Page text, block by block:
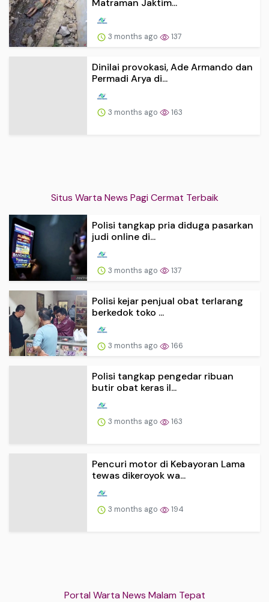
Matraman Jaktim...
3 months ago 137
Dinilai provokasi, Ade Armando dan
Permadi Arya di...
3 months ago 163
Situs Warta News Pagi Cermat Terbaik
Polisi tangkap pria diduga pasarkan
judi online di...
3 months ago 137
Polisi kejar penjual obat terlarang
berkedok toko ...
3 months ago 166
Polisi tangkap pengedar ribuan
butir obat keras il...
3 months ago 163
Pencuri motor di Kebayoran Lama
tewas dikeroyok wa...
3 months ago 194
Portal Warta News Malam Tepat